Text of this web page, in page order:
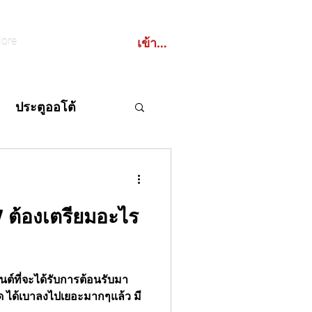
เข้าสู่ระบบ
ประตูออโต้
อัตโนมัติ
ต้องเตรียมอะไร
ต์ที่จะได้รับการต้อนรับมา
ด้เบาลงไปเยอะมากๆแล้ว มี